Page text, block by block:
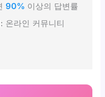
90% 이상의 답변률
온라인 커뮤니티